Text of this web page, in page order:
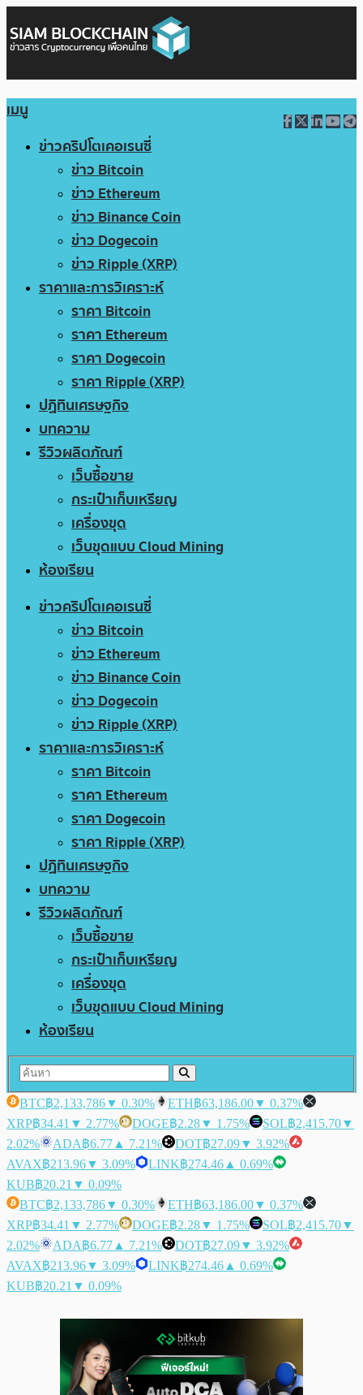
เมนู
ข่าวคริปโตเคอเรนซี่
ข่าว Bitcoin
ข่าว Ethereum
ข่าว Binance Coin
ข่าว Dogecoin
ข่าว Ripple (XRP)
ราคาและการวิเคราะห์
ราคา Bitcoin
ราคา Ethereum
ราคา Dogecoin
ราคา Ripple (XRP)
ปฏิทินเศรษฐกิจ
บทความ
รีวิวผลิตภัณฑ์
เว็บซื้อขาย
กระเป๋าเก็บเหรียญ
เครื่องขุด
เว็บขุดแบบ Cloud Mining
ห้องเรียน
ข่าวคริปโตเคอเรนซี่
ข่าว Bitcoin
ข่าว Ethereum
ข่าว Binance Coin
ข่าว Dogecoin
ข่าว Ripple (XRP)
ราคาและการวิเคราะห์
ราคา Bitcoin
ราคา Ethereum
ราคา Dogecoin
ราคา Ripple (XRP)
ปฏิทินเศรษฐกิจ
บทความ
รีวิวผลิตภัณฑ์
เว็บซื้อขาย
กระเป๋าเก็บเหรียญ
เครื่องขุด
เว็บขุดแบบ Cloud Mining
ห้องเรียน
BTC฿2,133,786▼ 0.30% ETH฿63,186.00▼ 0.37%
XRP฿34.41 ▼ 2.77% DOGE฿2.28▼ 1.75% SOL฿2,415.70▼
2.02%
ADA฿6.77 ▲ 7.21% DOT฿27.09▼ 3.92%
AVAX฿213.96▼ 3.09% LINK฿274.46 ▲ 0.69%
KUB฿20.21 ▼ 0.09%
BTC฿2,133,786▼ 0.30% ETH฿63,186.00▼ 0.37%
XRP฿34.41 ▼ 2.77% DOGE฿2.28▼ 1.75% SOL฿2,415.70▼
2.02%
ADA฿6.77 ▲ 7.21% DOT฿27.09▼ 3.92%
AVAX฿213.96▼ 3.09% LINK฿274.46 ▲ 0.69%
KUB฿20.21 ▼ 0.09%